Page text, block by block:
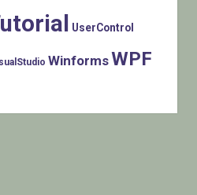
UserControl
WinformsWPF